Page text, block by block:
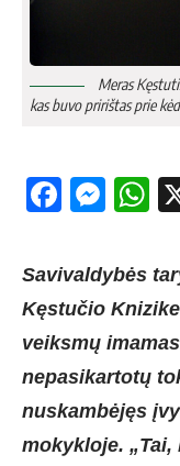
Me­ras
kas bu­vo pri­riš­tas prie
Savivaldybės
Kęstučio
veiksmų
nepasikartotų
nuskambėjęs
mokykloje.